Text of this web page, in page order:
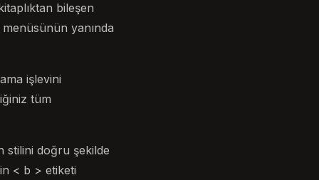
bileşen
yanında
işlevini
tüm
stilini doğru şekilde
< b > etiketi